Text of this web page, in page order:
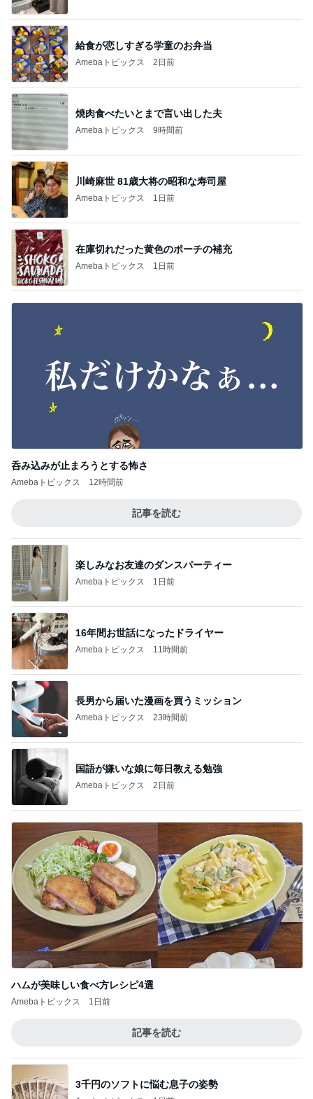
給食が恋しすぎる学童のお弁当
Amebaトピックス 2日前
焼肉食べたいとまで言い出した夫
Amebaトピックス 9時間前
川崎麻世 81歳大将の昭和な寿司屋
Amebaトピックス 1日前
在庫切れだった黄色のポーチの補充
Amebaトピックス 1日前
呑み込みが止まろうとする怖さ
Amebaトピックス 12時間前
記事を読む
楽しみなお友達のダンスパーティー
Amebaトピックス 1日前
16年間お世話になったドライヤー
Amebaトピックス 11時間前
長男から届いた漫画を買うミッション
Amebaトピックス 23時間前
国語が嫌いな娘に毎日教える勉強
Amebaトピックス 2日前
ハムが美味しい食べ方レシピ4選
Amebaトピックス 1日前
記事を読む
3千円のソフトに悩む息子の姿勢